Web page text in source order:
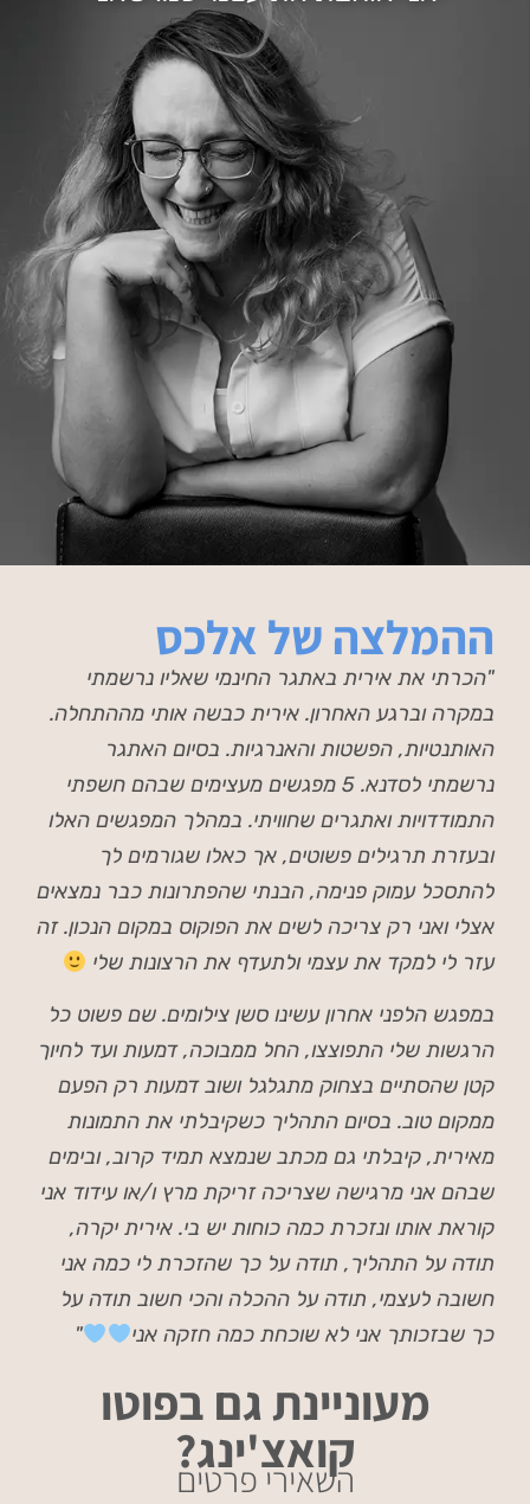
ההמלצה של אלכס
"הכרתי את אירית באתגר החינמי שאליו נרשמתי
במקרה וברגע האחרון. אירית כבשה אותי מההתחלה.
האותנטיות, הפשטות והאנרגיות. בסיום האתגר
נרשמתי לסדנא. 5 מפגשים מעצימים שבהם חשפתי
התמודדויות ואתגרים שחוויתי. במהלך המפגשים האלו
ובעזרת תרגילים פשוטים, אך כאלו שגורמים לך
להתסכל עמוק פנימה, הבנתי שהפתרונות כבר נמצאים
אצלי ואני רק צריכה לשים את הפוקוס במקום הנכון. זה
עזר לי למקד את עצמי ולתעדף את הרצונות שלי
במפגש הלפני אחרון עשינו סשן צילומים. שם פשוט כל
הרגשות שלי התפוצצו, החל ממבוכה, דמעות ועד לחיוך
קטן שהסתיים בצחוק מתגלגל ושוב דמעות רק הפעם
ממקום טוב. בסיום התהליך כשקיבלתי את התמונות
מאירית, קיבלתי גם מכתב שנמצא תמיד קרוב, ובימים
שבהם אני מרגישה שצריכה זריקת מרץ ו/או עידוד אני
קוראת אותו ונזכרת כמה כוחות יש בי. אירית יקרה,
תודה על התהליך, תודה על כך שהזכרת לי כמה אני
חשובה לעצמי, תודה על ההכלה והכי חשוב תודה על
כך שבזכותך אני לא שוכחת כמה חזקה אני
"
מעוניינת גם בפוטו
קואצ'ינג?
השאירי פרטים